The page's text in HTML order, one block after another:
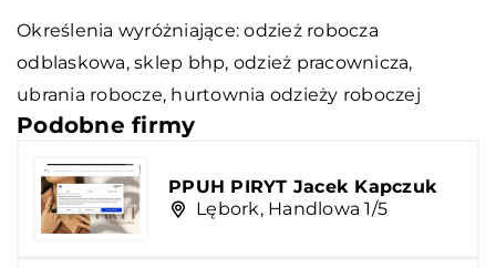
Określenia wyróżniające: odzież robocza
odblaskowa, sklep bhp, odzież pracownicza,
ubrania robocze, hurtownia odzieży roboczej
Podobne firmy
PPUH PIRYT Jacek Kapczuk
Lębork, Handlowa 1/5